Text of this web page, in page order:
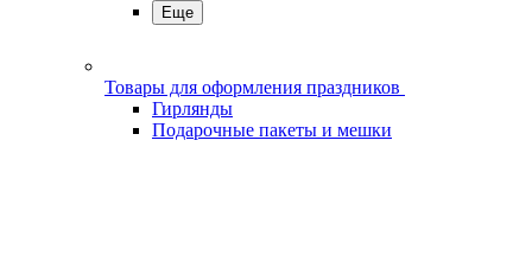
Еще
Товары для оформления праздников
Гирлянды
Подарочные пакеты и мешки